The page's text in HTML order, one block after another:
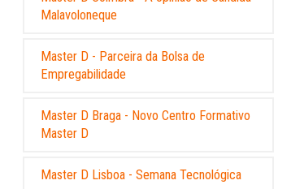
Malavoloneque
Master D - Parceira da Bolsa de
Empregabilidade
Master D Braga - Novo Centro Formativo
Master D
Master D Lisboa - Semana Tecnológica